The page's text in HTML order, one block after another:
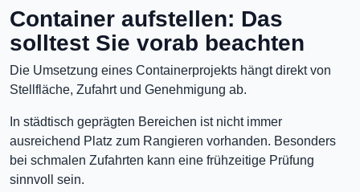
Container aufstellen: Das
solltest Sie vorab beachten
Die Umsetzung eines Containerprojekts hängt direkt von
Stellfläche, Zufahrt und Genehmigung ab.
In städtisch geprägten Bereichen ist nicht immer
ausreichend Platz zum Rangieren vorhanden. Besonders
bei schmalen Zufahrten kann eine frühzeitige Prüfung
sinnvoll sein.